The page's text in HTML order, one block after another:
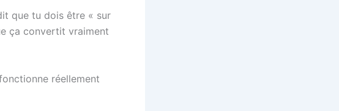
que tu dois être « sur
ça convertit vraiment
réellement